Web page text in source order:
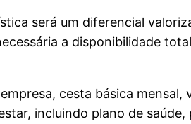
será um diferencial
a disponibilidade
cesta básica
incluindo plano de